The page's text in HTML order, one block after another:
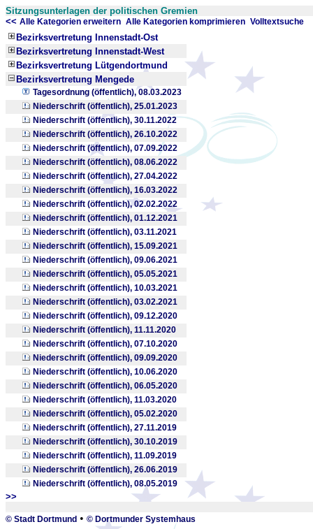
Sitzungsunterlagen der politischen Gremien
<< Alle Kategorien erweitern Alle Kategorien komprimieren Volltextsuche
Bezirksvertretung Innenstadt-Ost
Bezirksvertretung Innenstadt-West
Bezirksvertretung Lütgendortmund
Bezirksvertretung Mengede
Tagesordnung (öffentlich), 08.03.2023
Niederschrift (öffentlich), 25.01.2023
Niederschrift (öffentlich), 30.11.2022
Niederschrift (öffentlich), 26.10.2022
Niederschrift (öffentlich), 07.09.2022
Niederschrift (öffentlich), 08.06.2022
Niederschrift (öffentlich), 27.04.2022
Niederschrift (öffentlich), 16.03.2022
Niederschrift (öffentlich), 02.02.2022
Niederschrift (öffentlich), 01.12.2021
Niederschrift (öffentlich), 03.11.2021
Niederschrift (öffentlich), 15.09.2021
Niederschrift (öffentlich), 09.06.2021
Niederschrift (öffentlich), 05.05.2021
Niederschrift (öffentlich), 10.03.2021
Niederschrift (öffentlich), 03.02.2021
Niederschrift (öffentlich), 09.12.2020
Niederschrift (öffentlich), 11.11.2020
Niederschrift (öffentlich), 07.10.2020
Niederschrift (öffentlich), 09.09.2020
Niederschrift (öffentlich), 10.06.2020
Niederschrift (öffentlich), 06.05.2020
Niederschrift (öffentlich), 11.03.2020
Niederschrift (öffentlich), 05.02.2020
Niederschrift (öffentlich), 27.11.2019
Niederschrift (öffentlich), 30.10.2019
Niederschrift (öffentlich), 11.09.2019
Niederschrift (öffentlich), 26.06.2019
Niederschrift (öffentlich), 08.05.2019
>>
© Stadt Dortmund • © Dortmunder Systemhaus